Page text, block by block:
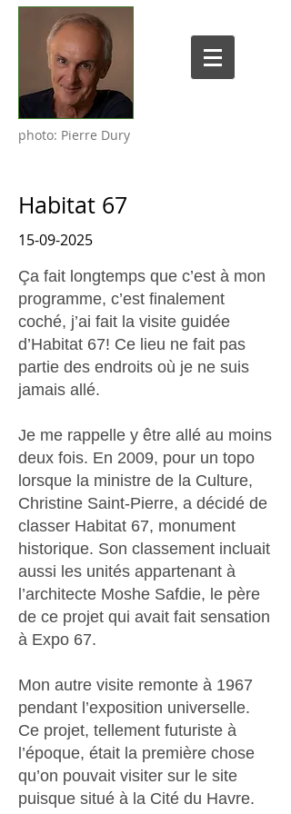
photo: Pierre Dury
Habitat 67
15-09-2025
Ça fait longtemps que c’est à mon
programme, c’est finalement
coché, j’ai fait la visite guidée
d’Habitat 67! Ce lieu ne fait pas
partie des endroits où je ne suis
jamais allé.
Je me rappelle y être allé au moins
deux fois. En 2009, pour un topo
lorsque la ministre de la Culture,
Christine Saint-Pierre, a décidé de
classer Habitat 67, monument
historique. Son classement incluait
aussi les unités appartenant à
l’architecte Moshe Safdie, le père
de ce projet qui avait fait sensation
à Expo 67.
Mon autre visite remonte à 1967
pendant l’exposition universelle.
Ce projet, tellement futuriste à
l’époque, était la première chose
qu’on pouvait visiter sur le site
puisque situé à la Cité du Havre.